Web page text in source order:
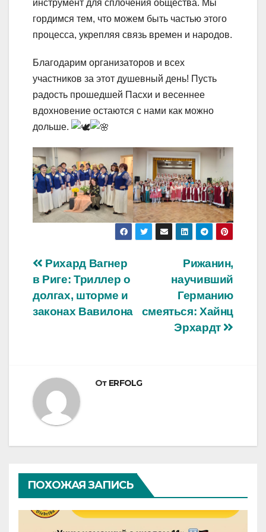
инструмент для сплочения общества. Мы
гордимся тем, что можем быть частью этого
процесса, укрепляя связь времен и народов.
Благодарим организаторов и всех
участников за этот душевный день! Пусть
радость прошедшей Пасхи и весеннее
вдохновение остаются с нами как можно
дольше.
Навигация
по
записям
Рижанин,
научивший
Германию
смеяться: Хайнц
Эрхардт
Рихард Вагнер
в Риге: Триллер о
долгах, шторме и
законах Вавилона
От ERFOLG
ПОХОЖАЯ ЗАПИСЬ